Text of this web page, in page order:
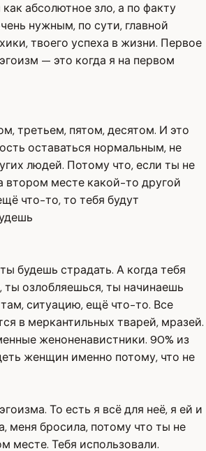
абсолютное зло, а по факту
нужным, по сути, главной
твоего успеха в жизни. Первое
— это когда я на первом
третьем, пятом, десятом. И это
оставаться нормальным, не
людей. Потому что, если ты не
втором месте какой-то другой
что-то, то тебя будут
будешь страдать. А когда тебя
ты озлобляешься, ты начинаешь
ситуацию, ещё что-то. Все
в меркантильных тварей, мразей.
женоненавистники. 90% из
женщин именно потому, что не
То есть я всё для неё, я ей и
меня бросила, потому что ты не
месте. Тебя использовали.